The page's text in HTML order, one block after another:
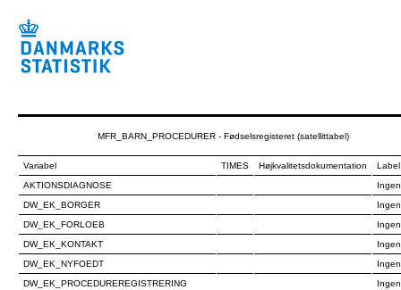
MFR_BARN_PROCEDURER - Fødselsregisteret (satellittabel)
Variabel TIMES Højkvalitetsdokumentation
Label
AKTIONSDIAGNOSE
DW_EK_BORGER
DW_EK_FORLOEB
DW_EK_KONTAKT
DW_EK_NYFOEDT
DW_EK_PROCEDUREREGISTRERING